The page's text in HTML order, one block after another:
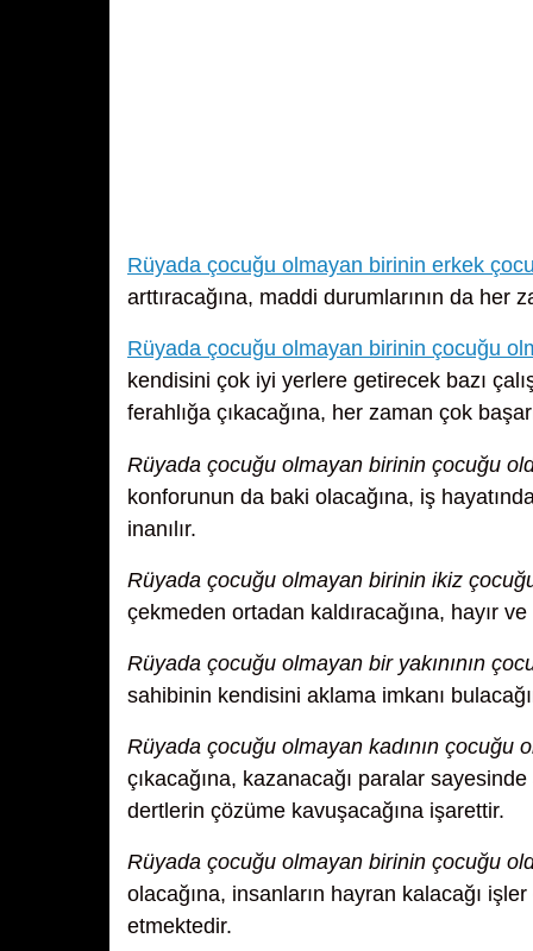
Rüyada çocuğu olmayan birinin erkek
arttıracağına, maddi durumlarının da her
Rüyada çocuğu olmayan birinin çocuğu
kendisini çok iyi yerlere getirecek bazı
ferahlığa çıkacağına, her zaman çok
Rüyada çocuğu olmayan birinin çocuğu
konforunun da baki olacağına, iş
inanılır.
Rüyada çocuğu olmayan birinin ikiz
çekmeden ortadan kaldıracağına, hayır
Rüyada çocuğu olmayan bir yakınının
sahibinin kendisini aklama imkanı
Rüyada çocuğu olmayan kadının çocuğu
çıkacağına, kazanacağı paralar
dertlerin çözüme kavuşacağına işarettir.
Rüyada çocuğu olmayan birinin çocuğu
olacağına, insanların hayran kalacağı
etmektedir.